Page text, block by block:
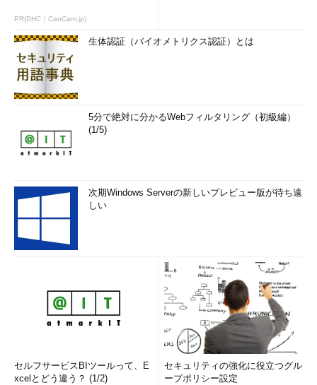
PR(DHC｜CanCam.jp)
生体認証（バイオメトリクス認証）とは
5分で絶対に分かるWebフィルタリング（初級編）
(1/5)
次期Windows Serverの新しいプレビュー版が待ち遠
しい
セルフサービスBIツールって、E
xcelとどう違う？ (1/2)
セキュリティの強化に役立つグル
ープポリシー設定